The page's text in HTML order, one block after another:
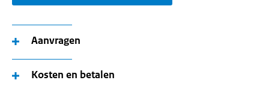
Aanvragen
Kosten en betalen